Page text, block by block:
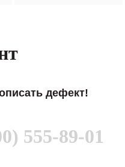
дефект!
555-89-01